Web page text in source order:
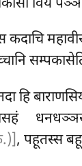
कदाचि
हि
, पहूतस्स